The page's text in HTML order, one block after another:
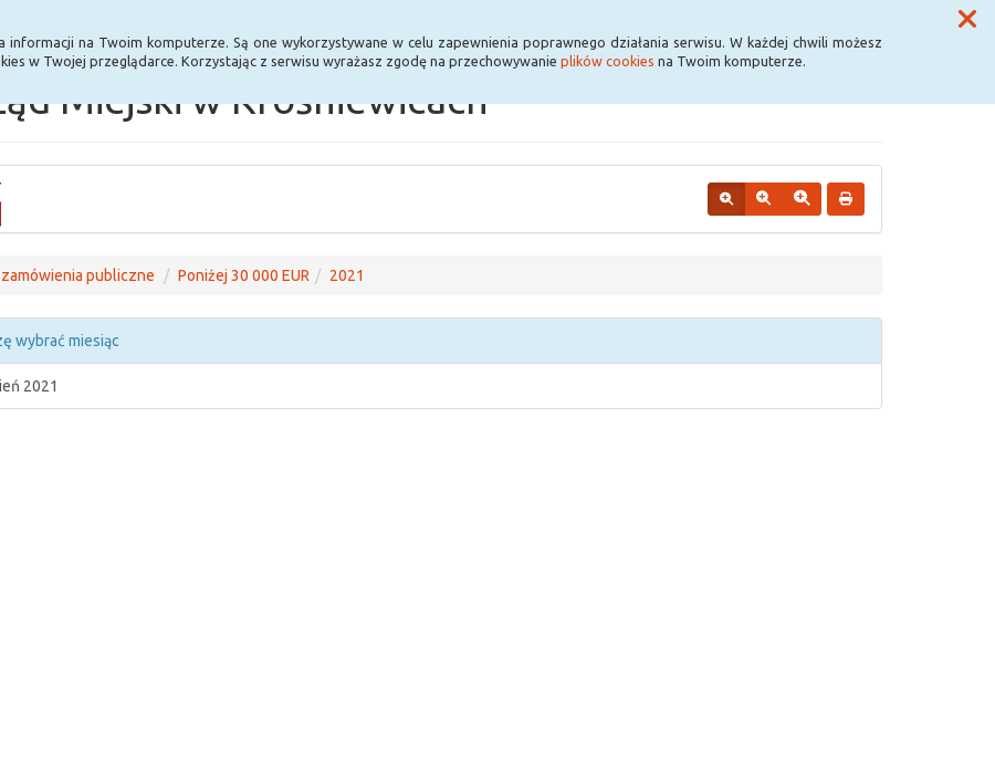
na Twoim komputerze. Są one wykorzystywane w celu zapewnienia poprawnego działania serwisu. W każdej chwili możesz
w Twojej przeglądarce. Korzystając z serwisu wyrażasz zgodę na przechowywanie plików cookies na Twoim komputerze.
Miejski w Krośniewicach
zamówienia publiczne Poniżej 30 000 EUR 2021
wybrać miesiąc
2021